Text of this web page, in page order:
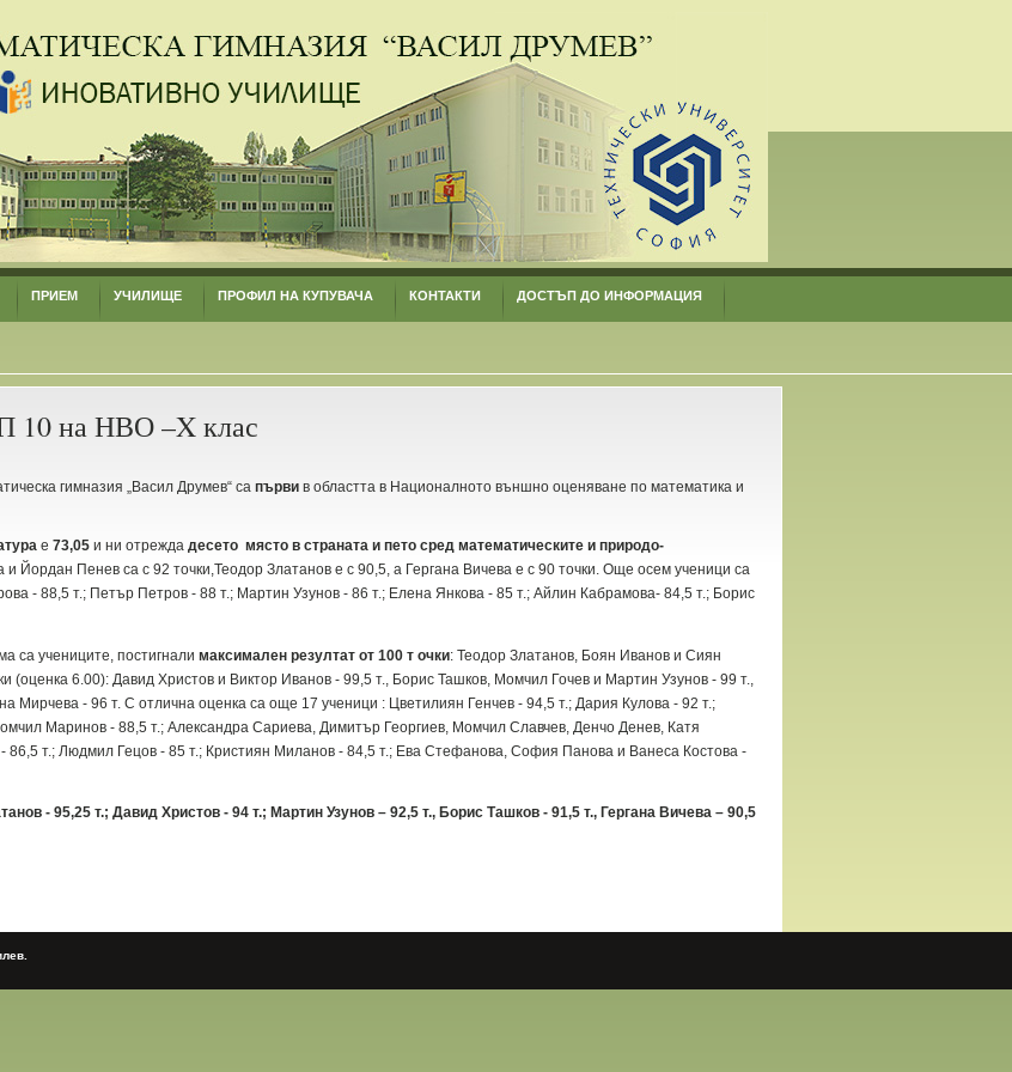
ПРИЕМ УЧИЛИЩЕ ПРОФИЛ НА КУПУВАЧА КОНТАКТИ ДОСТЪП ДО ИНФОРМАЦИЯ
10 на НВО –X клас
гимназия „Васил Друмев“ са първи в областта в Националното външно оценяване по математика и
е 73,05 и ни отрежда десето място в страната и пето сред математическите и природо-
и Йордан Пенев са с 92 точки,Теодор Златанов е с 90,5, а Гергана Вичева е с 90 точки. Още осем ученици са
- 88,5 т.; Петър Петров - 88 т.; Мартин Узунов - 86 т.; Елена Янкова - 85 т.; Айлин Кабрамова- 84,5 т.; Борис
са учениците, постигнали максимален резултат от 100 т очки: Теодор Златанов, Боян Иванов и Сиян
(оценка 6.00): Давид Христов и Виктор Иванов - 99,5 т., Борис Ташков, Момчил Гочев и Мартин Узунов - 99 т.,
- 96 т. С отлична оценка са още 17 ученици : Цветилиян Генчев - 94,5 т.; Дария Кулова - 92 т.;
Маринов - 88,5 т.; Александра Сариева, Димитър Георгиев, Момчил Славчев, Денчо Денев, Катя
86,5 т.; Людмил Гецов - 85 т.; Кристиян Миланов - 84,5 т.; Ева Стефанова, София Панова и Ванеса Костова -
- 95,25 т.; Давид Христов - 94 т.; Мартин Узунов – 92,5 т., Борис Ташков - 91,5 т., Гергана Вичева – 90,5